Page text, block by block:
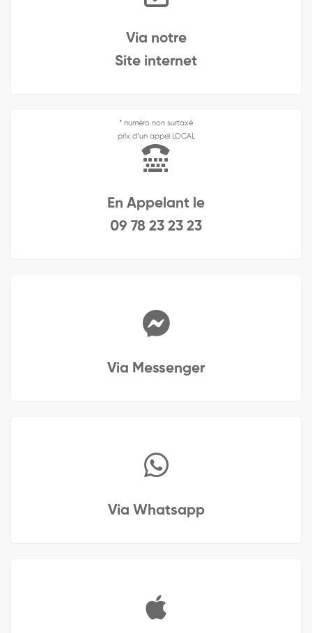
Via notre
Site internet
* numéro non surtaxé
prix d’un appel LOCAL
En Appelant le
09 78 23 23 23
Via Messenger
Via Whatsapp